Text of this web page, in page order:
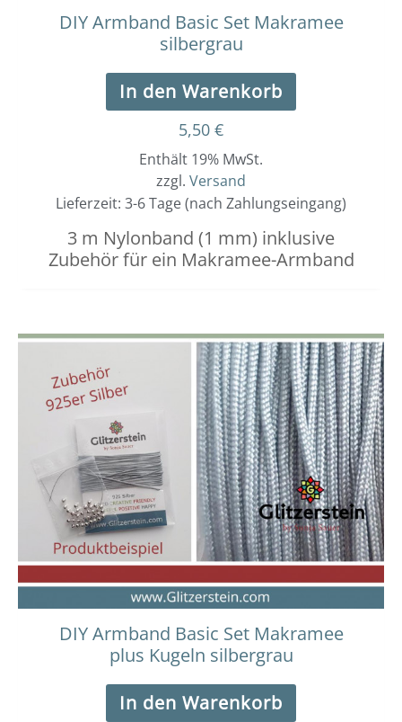
DIY Armband Basic Set Makramee
silbergrau
In den Warenkorb
5,50 €
Enthält 19% MwSt.
zzgl. Versand
Lieferzeit: 3-6 Tage (nach Zahlungseingang)
3 m Nylonband (1 mm) inklusive
Zubehör für ein Makramee-Armband
DIY Armband Basic Set Makramee
plus Kugeln silbergrau
In den Warenkorb